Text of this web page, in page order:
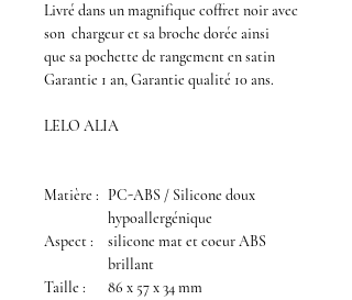
Livré dans un magnifique coffret noir avec
son chargeur et sa broche dorée ainsi
que sa pochette de rangement en satin
Garantie 1 an, Garantie qualité 10 ans.
LELO ALIA
Matière : PC-ABS / Silicone doux
hypoallergénique
Aspect :
silicone mat et coeur ABS
brillant
Taille :
86 x 57 x 34 mm